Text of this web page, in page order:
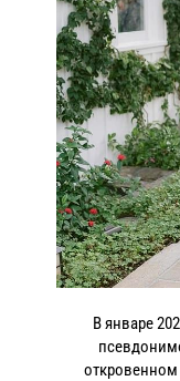
В январе